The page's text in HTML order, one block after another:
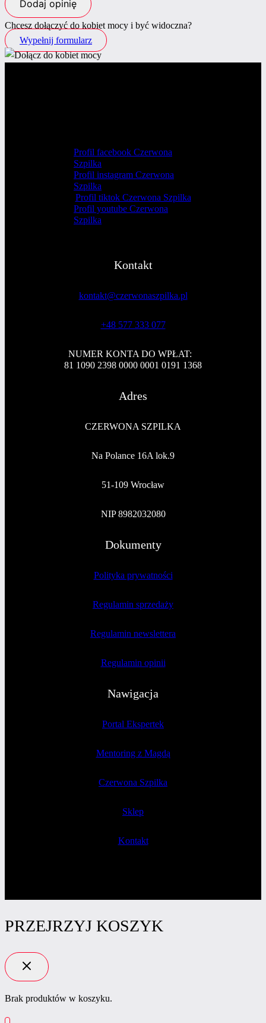
Chcesz dołączyć do kobiet mocy i być widoczna?
Wypełnij formularz
Profil facebook Czerwona
Szpilka
Profil instagram Czerwona
Szpilka
Profil tiktok Czerwona Szpilka
Profil youtube Czerwona
Szpilka
Kontakt
kontakt@czerwonaszpilka.pl
+48 577 333 077
NUMER KONTA DO WPŁAT:
81 1090 2398 0000 0001 0191 1368
Adres
CZERWONA SZPILKA
Na Polance 16A lok.9
51-109 Wrocław
NIP 8982032080
Dokumenty
Polityka prywatności
Regulamin sprzedaży
Regulamin newslettera
Regulamin opinii
Nawigacja
Portal Ekspertek
Mentoring z Magdą
Czerwona Szpilka
Sklep
Kontakt
PRZEJRZYJ KOSZYK
Brak produktów w koszyku.